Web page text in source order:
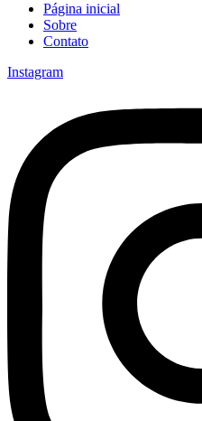
Página inicial
Sobre
Contato
Instagram